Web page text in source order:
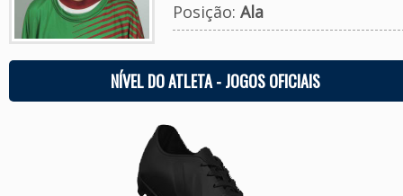
Posição: Ala
NÍVEL DO ATLETA - JOGOS OFICIAIS